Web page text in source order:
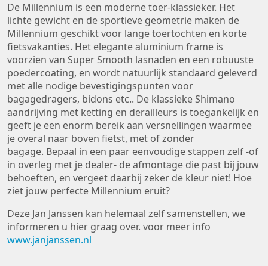
De Millennium is een moderne toer-klassieker. Het
lichte gewicht en de sportieve geometrie maken de
Millennium geschikt voor lange toertochten en korte
fietsvakanties. Het elegante aluminium frame is
voorzien van Super Smooth lasnaden en een robuuste
poedercoating, en wordt natuurlijk standaard geleverd
met alle nodige bevestigingspunten voor
bagagedragers, bidons etc.. De klassieke Shimano
aandrijving met ketting en derailleurs is toegankelijk en
geeft je een enorm bereik aan versnellingen waarmee
je overal naar boven fietst, met of zonder
bagage. Bepaal in een paar eenvoudige stappen zelf -of
in overleg met je dealer- de afmontage die past bij jouw
behoeften, en vergeet daarbij zeker de kleur niet! Hoe
ziet jouw perfecte Millennium eruit?
Deze Jan Janssen kan helemaal zelf samenstellen, we
informeren u hier graag over. voor meer info
www.janjanssen.nl